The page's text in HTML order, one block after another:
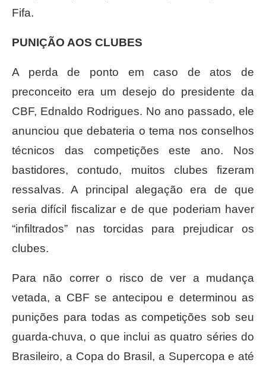
Fifa.
PUNIÇÃO AOS CLUBES
A perda de ponto em caso de atos de
preconceito era um desejo do presidente da
CBF, Ednaldo Rodrigues. No ano passado, ele
anunciou que debateria o tema nos conselhos
técnicos das competições este ano. Nos
bastidores, contudo, muitos clubes fizeram
ressalvas. A principal alegação era de que
seria difícil fiscalizar e de que poderiam haver
“infiltrados” nas torcidas para prejudicar os
clubes.
Para não correr o risco de ver a mudança
vetada, a CBF se antecipou e determinou as
punições para todas as competições sob seu
guarda-chuva, o que inclui as quatro séries do
Brasileiro, a Copa do Brasil, a Supercopa e até